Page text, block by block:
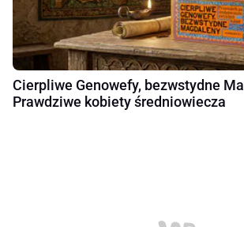
Cierpliwe Genowefy, bezwstydne
Prawdziwe kobiety średniowiecza